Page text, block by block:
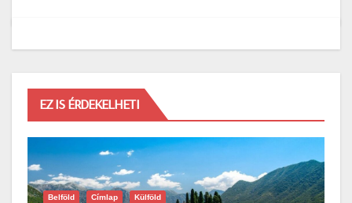
EZ IS ÉRDEKELHETI
Belföld Címlap Külföld